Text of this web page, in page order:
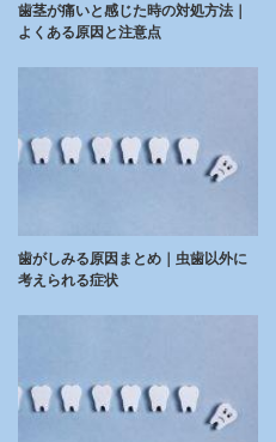
歯茎が痛いと感じた時の対処方法｜
よくある原因と注意点
歯がしみる原因まとめ｜虫歯以外に
考えられる症状